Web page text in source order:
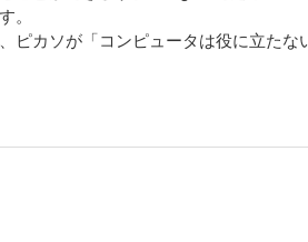
。
ピカソが「コンピュータは役に立た